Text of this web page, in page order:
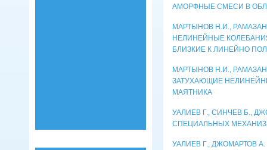
АМОРФНЫЕ СМЕСИ В
МАРТЫНОВ Н.И.,
НЕЛИНЕЙНЫЕ
БЛИЗКИЕ К ЛИНЕЙНО
МАРТЫНОВ Н.И.,
ЗАТУХАЮЩИЕ
МАЯТНИКА
УАЛИЕВ Г., СИНЧЕВ Б.,
СПЕЦИАЛЬНЫХ
УАЛИЕВ Г., ДЖОМАРТОВ